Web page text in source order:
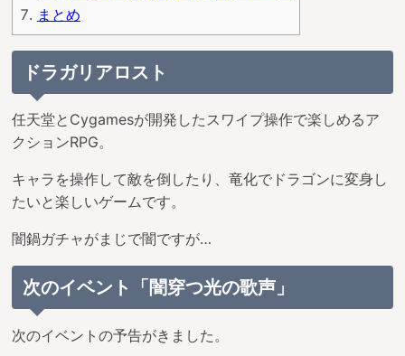
まとめ
ドラガリアロスト
任天堂とCygamesが開発したスワイプ操作で楽しめるア
クションRPG。
キャラを操作して敵を倒したり、竜化でドラゴンに変身し
たいと楽しいゲームです。
闇鍋ガチャがまじで闇ですが…
次のイベント「闇穿つ光の歌声」
次のイベントの予告がきました。